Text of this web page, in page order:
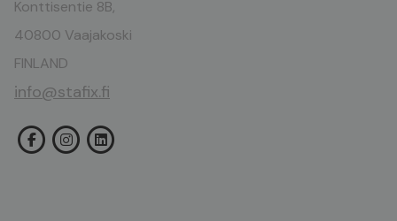
Konttisentie 8B,
40800 Vaajakoski
FINLAND
info@stafix.fi